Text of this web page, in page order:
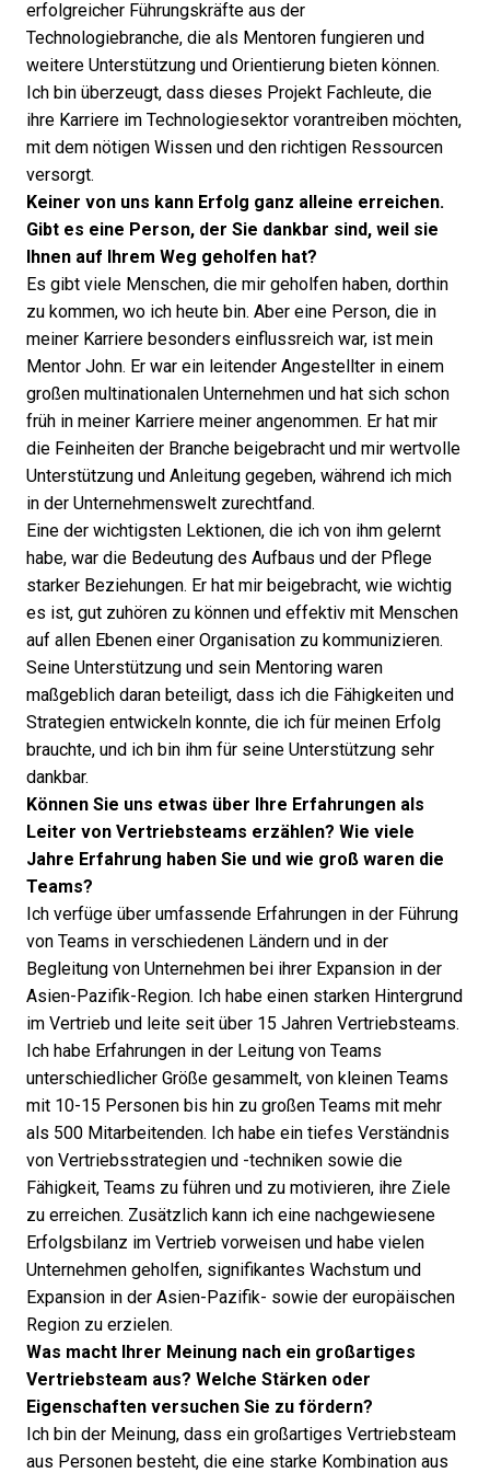
erfolgreicher Führungskräfte aus der
Technologiebranche, die als Mentoren fungieren und
weitere Unterstützung und Orientierung bieten können.
Ich bin überzeugt, dass dieses Projekt Fachleute, die
ihre Karriere im Technologiesektor vorantreiben möchten,
mit dem nötigen Wissen und den richtigen Ressourcen
versorgt.
Keiner von uns kann Erfolg ganz alleine erreichen.
Gibt es eine Person, der Sie dankbar sind, weil sie
Ihnen auf Ihrem Weg geholfen hat?
Es gibt viele Menschen, die mir geholfen haben, dorthin
zu kommen, wo ich heute bin. Aber eine Person, die in
meiner Karriere besonders einflussreich war, ist mein
Mentor John. Er war ein leitender Angestellter in einem
großen multinationalen Unternehmen und hat sich schon
früh in meiner Karriere meiner angenommen. Er hat mir
die Feinheiten der Branche beigebracht und mir wertvolle
Unterstützung und Anleitung gegeben, während ich mich
in der Unternehmenswelt zurechtfand.
Eine der wichtigsten Lektionen, die ich von ihm gelernt
habe, war die Bedeutung des Aufbaus und der Pflege
starker Beziehungen. Er hat mir beigebracht, wie wichtig
es ist, gut zuhören zu können und effektiv mit Menschen
auf allen Ebenen einer Organisation zu kommunizieren.
Seine Unterstützung und sein Mentoring waren
maßgeblich daran beteiligt, dass ich die Fähigkeiten und
Strategien entwickeln konnte, die ich für meinen Erfolg
brauchte, und ich bin ihm für seine Unterstützung sehr
dankbar.
Können Sie uns etwas über Ihre Erfahrungen als
Leiter von Vertriebsteams erzählen? Wie viele
Jahre Erfahrung haben Sie und wie groß waren die
Teams?
Ich verfüge über umfassende Erfahrungen in der Führung
von Teams in verschiedenen Ländern und in der
Begleitung von Unternehmen bei ihrer Expansion in der
Asien-Pazifik-Region. Ich habe einen starken Hintergrund
im Vertrieb und leite seit über 15 Jahren Vertriebsteams.
Ich habe Erfahrungen in der Leitung von Teams
unterschiedlicher Größe gesammelt, von kleinen Teams
mit 10-15 Personen bis hin zu großen Teams mit mehr
als 500 Mitarbeitenden. Ich habe ein tiefes Verständnis
von Vertriebsstrategien und -techniken sowie die
Fähigkeit, Teams zu führen und zu motivieren, ihre Ziele
zu erreichen. Zusätzlich kann ich eine nachgewiesene
Erfolgsbilanz im Vertrieb vorweisen und habe vielen
Unternehmen geholfen, signifikantes Wachstum und
Expansion in der Asien-Pazifik- sowie der europäischen
Region zu erzielen.
Was macht Ihrer Meinung nach ein großartiges
Vertriebsteam aus? Welche Stärken oder
Eigenschaften versuchen Sie zu fördern?
Ich bin der Meinung, dass ein großartiges Vertriebsteam
aus Personen besteht, die eine starke Kombination aus